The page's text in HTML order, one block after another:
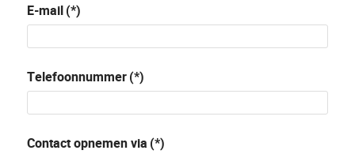
E-mail(*)
Telefoonnummer(*)
Contact opnemen via (*)